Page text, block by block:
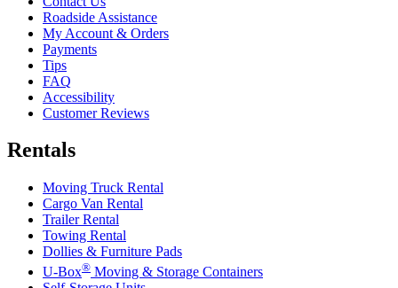
Roadside Assistance
My Account & Orders
Payments
Tips
FAQ
Accessibility
Customer Reviews
Rentals
Moving Truck Rental
Cargo Van Rental
Trailer Rental
Towing Rental
Dollies & Furniture Pads
U-Box® Moving & Storage Containers